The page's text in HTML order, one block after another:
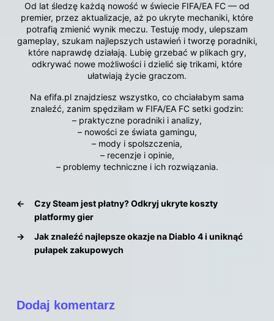
Od lat śledzę każdą nowość w świecie FIFA/EA FC — od
premier, przez aktualizacje, aż po ukryte mechaniki, które
potrafią zmienić wynik meczu. Testuję mody, ulepszam
gameplay, szukam najlepszych ustawień i tworzę poradniki,
które naprawdę działają. Lubię grzebać w plikach gry,
odkrywać nowe możliwości i dzielić się trikami, które
ułatwiają życie graczom.
Na efifa.pl znajdziesz wszystko, co chciałabym sama
znaleźć, zanim spędziłam w FIFA/EA FC setki godzin:
– praktyczne poradniki i analizy,
– nowości ze świata gamingu,
– mody i spolszczenia,
– recenzje i opinie,
– problemy techniczne i ich rozwiązania.
←
Czy Steam jest płatny? Odkryj ukryte koszty
platformy gier
→
Jak znaleźć najlepsze okazje na Diablo 4 i uniknąć
pułapek zakupowych
Dodaj komentarz